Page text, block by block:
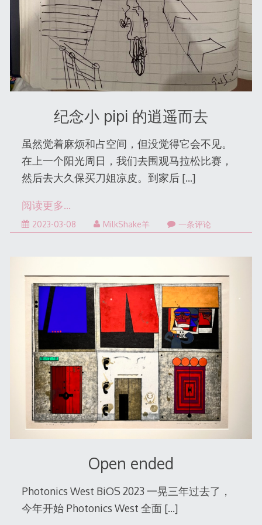
纪念小 pipi 的逍遥而去
虽然觉着麻烦和占空间，但没觉得它会不见。
在上一个阳光周日，我们去围观马拉松比赛，
然后去大久保买刀姐凉皮。到家后 […]
阅读更多…
2023-03-082023-
MilkShake羊 一条评论
Open ended
Photonics West BiOS 2023 一晃三年过去了，
今年开始 Photonics West 全面 […]